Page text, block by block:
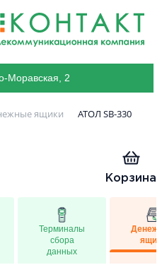
Моравская, 2
ящики АТОЛ SB-330
Корзина
Терминалы
сбора
данных